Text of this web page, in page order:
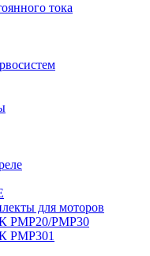
тока
для моторов
PMP20/PMP30
PMP301